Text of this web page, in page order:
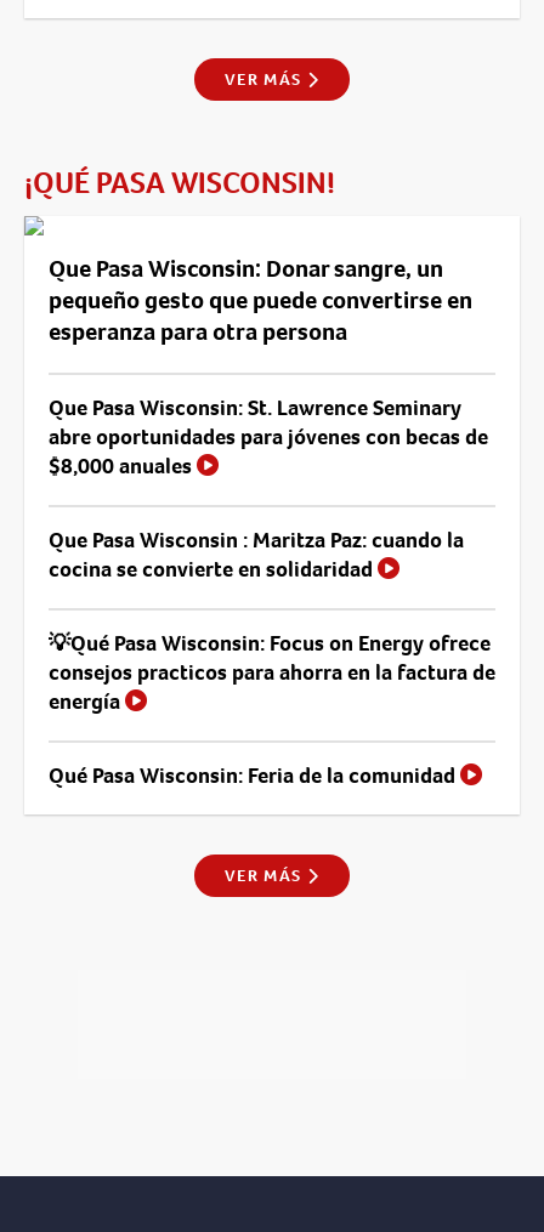
VER MÁS
¡QUÉ PASA WISCONSIN!
Que Pasa Wisconsin: Donar sangre, un
pequeño gesto que puede convertirse en
esperanza para otra persona
Que Pasa Wisconsin: St. Lawrence Seminary
abre oportunidades para jóvenes con becas de
$8,000 anuales
Que Pasa Wisconsin : Maritza Paz: cuando la
cocina se convierte en solidaridad
💡Qué Pasa Wisconsin: Focus on Energy ofrece
consejos practicos para ahorra en la factura de
energía
Qué Pasa Wisconsin: Feria de la comunidad
VER MÁS